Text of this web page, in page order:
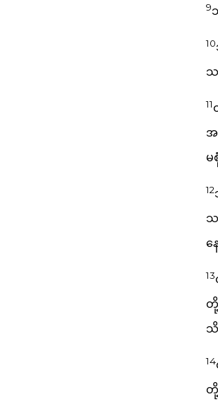
9
10
သ
11
အ
မ
12
သ
န
13
တို့
သိ
14
တို့